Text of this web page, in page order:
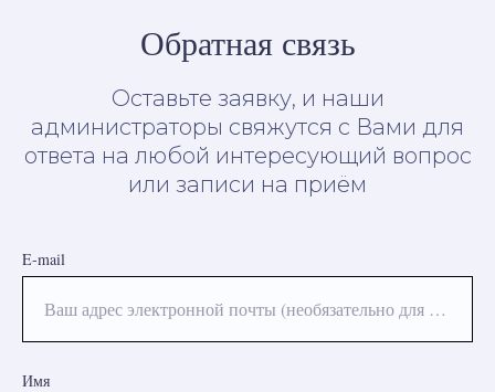
Обратная связь
Оставьте заявку, и наши
администраторы свяжутся с Вами для
ответа на любой интересующий вопрос
или записи на приём
E-mail
Ваш адрес электронной почты (необязательно для заполнения)
Имя